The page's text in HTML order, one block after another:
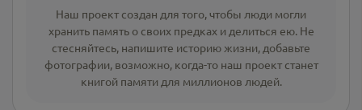
Наш проект создан для того, чтобы люди могли
хранить память о своих предках и делиться ею. Не
стесняйтесь, напишите историю жизни, добавьте
фотографии, возможно, когда-то наш проект станет
книгой памяти для миллионов людей.